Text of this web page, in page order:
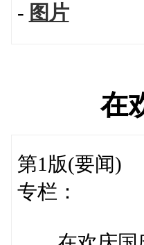
- 图片
在
第1版(要闻)
专栏：